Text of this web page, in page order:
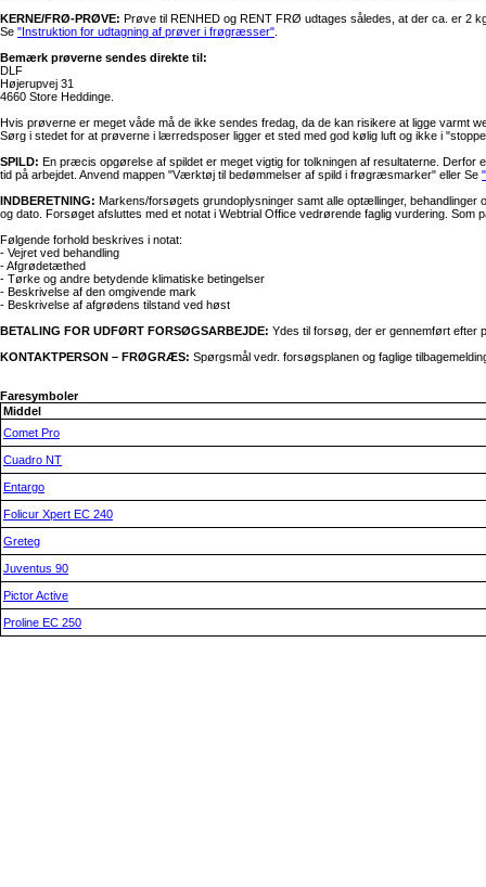
KERNE/FRØ-PRØVE: Prøve til RENHED og RENT FRØ udtages således, at der ca. er 2
Se "Instruktion for udtagning af prøver i frøgræsser"
Bemærk prøverne sendes direkte til:
DLF
Højerupvej 31
4660 Store Heddinge.
Hvis prøverne er meget våde må de ikke sendes fredag, da de kan risikere at ligge varmt
Sørg i stedet for at prøverne i lærredsposer ligger et sted med god kølig luft og ikke i
SPILD: En præcis opgørelse af spildet er meget vigtig for tolkningen af resultaterne.
tid på arbejdet. Anvend mappen "Værktøj til bedømmelser af spild i frøgræsmarker" eller Se
INDBERETNING: Markens/forsøgets grundoplysninger samt alle optællinger, behandlinger
og dato. Forsøget afsluttes med et notat i Webtrial Office vedrørende faglig vurdering.
Følgende forhold beskrives i notat:
- Vejret ved behandling
- Afgrødetæthed
- Tørke og andre betydende klimatiske betingelser
- Beskrivelse af den omgivende mark
- Beskrivelse af afgrødens tilstand ved høst
BETALING FOR UDFØRT FORSØGSARBEJDE: Ydes til forsøg, der er gennemført efter
KONTAKTPERSON – FRØGRÆS: Spørgsmål vedr. forsøgsplanen og faglige
Faresymboler
Middel
Comet Pro
Cuadro NT
Entargo
Folicur Xpert EC 240
Greteg
Juventus 90
Pictor Active
Proline EC 250